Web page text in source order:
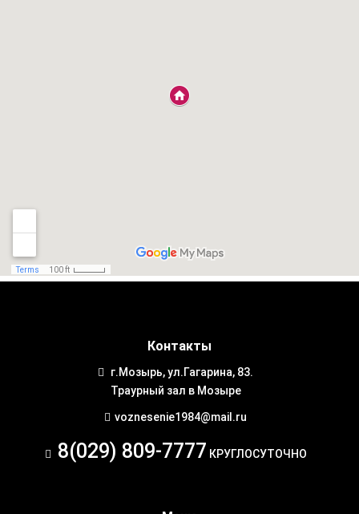
Контакты
г.Мозырь, ул.Гагарина, 83.
Траурный зал в Мозыре
voznesenie1984@mail.ru
8(029) 809-7777 КРУГЛОСУТОЧНО